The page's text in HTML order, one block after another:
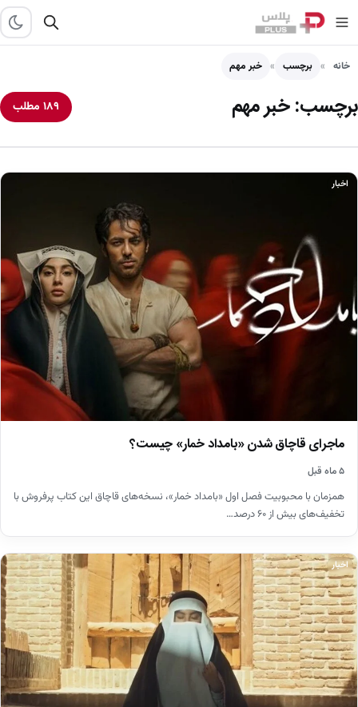
خانه برچسب خبر مهم
برچسب:خبر مهم ۱۸۹ مطلب
اخبار
ماجرای قاچاق شدن «بامداد خمار» چیست؟
۵ ماه قبل
همزمان با محبوبیت فصل اول «بامداد خمار»، نسخه‌های قاچاق این کتاب پرفروش با
تخفیف‌های بیش از ۶۰ درصد…
اخبار